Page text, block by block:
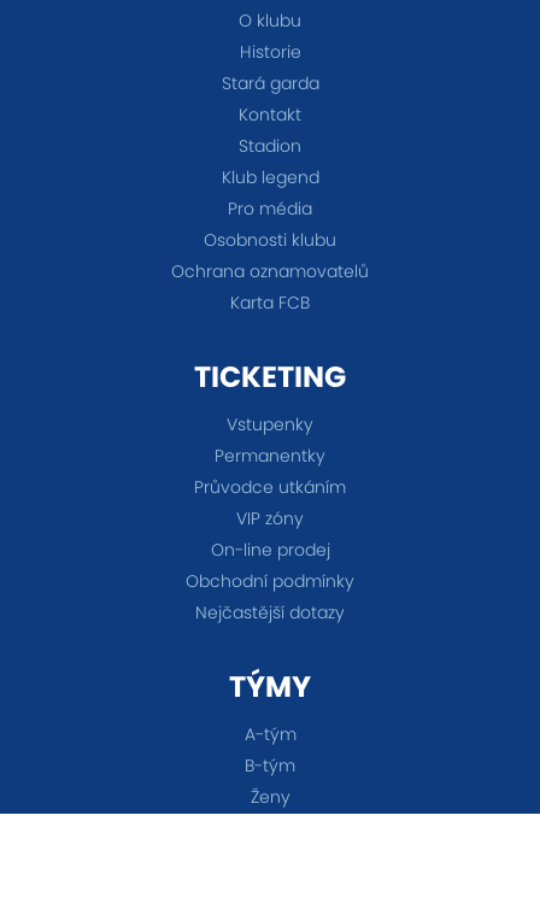
O klubu
Historie
Stará garda
Kontakt
Stadion
Klub legend
Pro média
Osobnosti klubu
Ochrana oznamovatelů
Karta FCB
TICKETING
Vstupenky
Permanentky
Průvodce utkáním
VIP zóny
On-line prodej
Obchodní podmínky
Nejčastější dotazy
TÝMY
A-tým
B-tým
Ženy